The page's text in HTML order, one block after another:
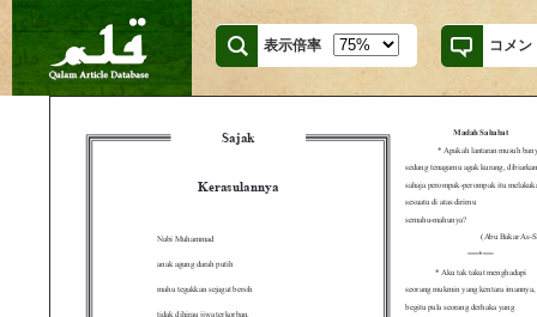
表示倍率 コメン